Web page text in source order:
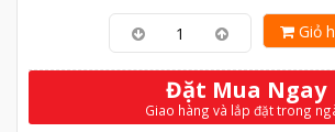
Giỏ
Đặt Mua Ngay
Giao hàng và lắp đặt trong